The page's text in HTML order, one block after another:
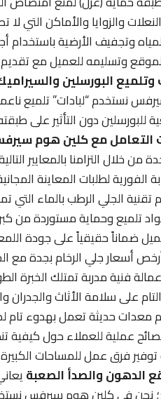
والزوايا والأماكن التي لا
وتجفيف الأرضية باستخدام
وتسليمه للعميل مع
البورسلين
نستخدم “لبادات” تلميع
للبورسلين دون التأثير على
التعامل مع كلين هوم
من خلال التزامنا بالمعايير
الفورية لطلبات المعاينة
تقنية الجلي الرطب بالماء التي
تلميع وحماية مستوردة من
ضماناً حقيقياً على جودة
أسعار جلي الرخام بجدة مع
فنية مدربة تمتلك الخبرة
على سلامة الأثاث والجدران
معدات حديثة تعمل بهدوء تام
عملية للعملاء حول كيفية
توفير فرق عمل للمساحات
الدهون والصدأ الصعبة